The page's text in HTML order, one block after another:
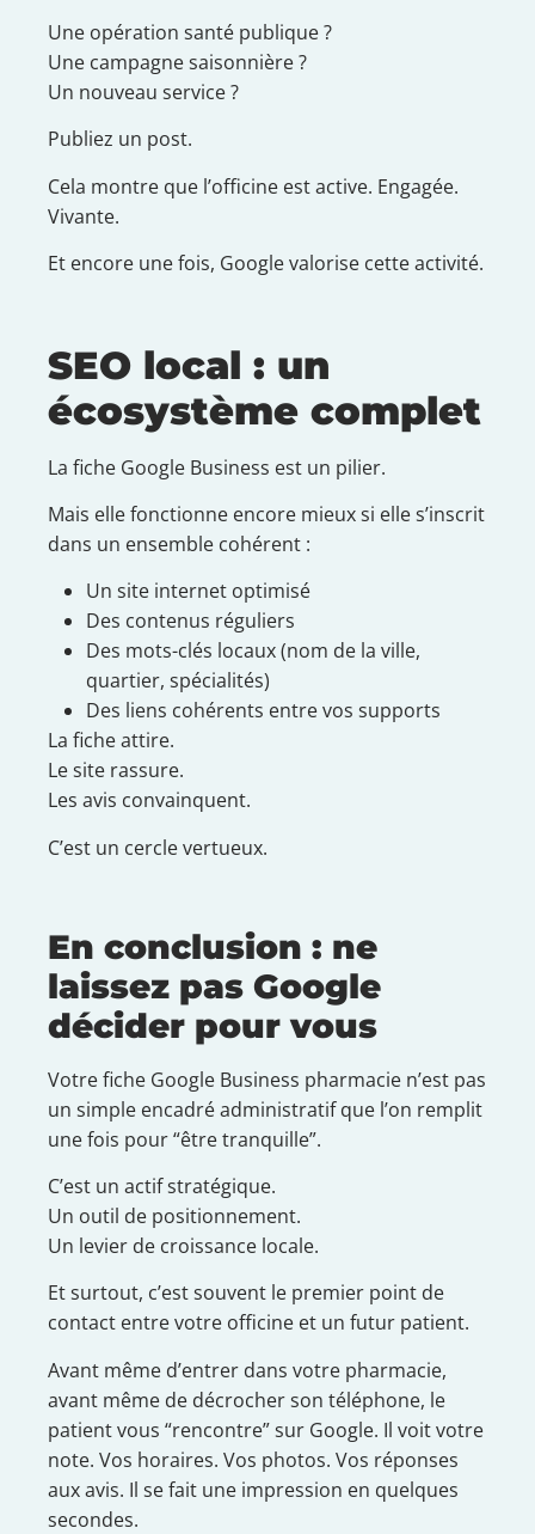
Une opération santé publique ?
Une campagne saisonnière ?
Un nouveau service ?
Publiez un post.
Cela montre que l’officine est active. Engagée.
Vivante.
Et encore une fois, Google valorise cette activité.
SEO local : un
écosystème complet
La fiche Google Business est un pilier.
Mais elle fonctionne encore mieux si elle s’inscrit
dans un ensemble cohérent :
Un site internet optimisé
Des contenus réguliers
Des mots-clés locaux (nom de la ville,
quartier, spécialités)
Des liens cohérents entre vos supports
La fiche attire.
Le site rassure.
Les avis convainquent.
C’est un cercle vertueux.
En conclusion : ne
laissez pas Google
décider pour vous
Votre fiche Google Business pharmacie n’est pas
un simple encadré administratif que l’on remplit
une fois pour “être tranquille”.
C’est un actif stratégique.
Un outil de positionnement.
Un levier de croissance locale.
Et surtout, c’est souvent le premier point de
contact entre votre officine et un futur patient.
Avant même d’entrer dans votre pharmacie,
avant même de décrocher son téléphone, le
patient vous “rencontre” sur Google. Il voit votre
note. Vos horaires. Vos photos. Vos réponses
aux avis. Il se fait une impression en quelques
secondes.